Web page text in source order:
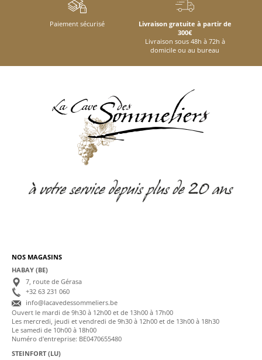
Paiement sécurisé
Livraison gratuite à partir de
300€
Livraison sous 48h à 72h à
domicile ou au bureau
NOS MAGASINS
HABAY (BE)
7, route de Gérasa
+32 63 231 060
info@lacavedessommeliers.be
Ouvert le mardi de 9h30 à 12h00 et de 13h00 à 17h00
Les mercredi, jeudi et vendredi de 9h30 à 12h00 et de 13h00 à 18h30
Le samedi de 10h00 à 18h00
Numéro d'entreprise: BE0470655480
STEINFORT (LU)